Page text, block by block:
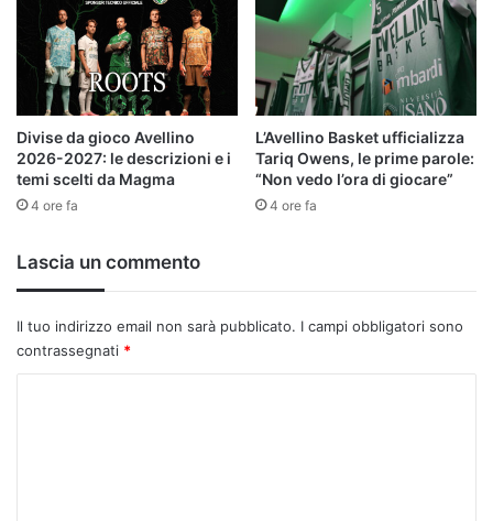
Divise da gioco Avellino
2026-2027: le descrizioni e i
temi scelti da Magma
4 ore fa
L’Avellino Basket ufficializza
Tariq Owens, le prime parole:
“Non vedo l’ora di giocare”
4 ore fa
Lascia un commento
Il tuo indirizzo email non sarà pubblicato. I campi obbligatori sono
contrassegnati *